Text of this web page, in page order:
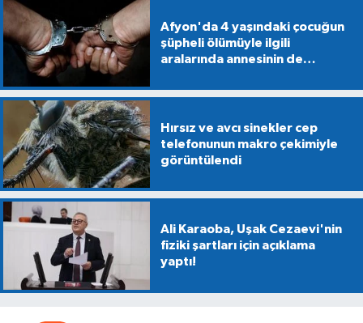
Afyon'da 4 yaşındaki çocuğun
şüpheli ölümüyle ilgili
aralarında annesinin de
Hırsız ve avcı sinekler cep
telefonunun makro çekimiyle
görüntülendi
Ali Karaoba, Uşak Cezaevi'nin
fiziki şartları için açıklama
yaptı!